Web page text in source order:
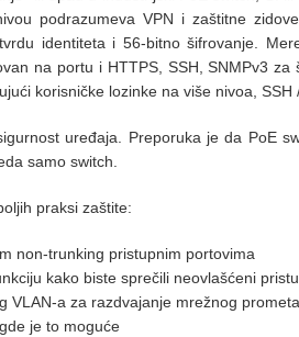
podrazumeva VPN i zaštitne
identiteta i 56-bitno šifrovanje.
na portu i HTTPS, SSH, SNMPv3
korisničke lozinke na više nivoa,
uređaja. Preporuka je da PoE
samo switch.
praksi zaštite:
non-trunking pristupnim portovima
kako biste sprečili neovlašćeni
VLAN-a za razdvajanje mrežnog prometa
je to moguće